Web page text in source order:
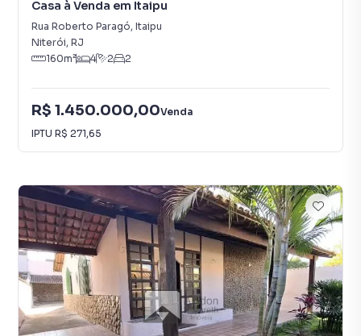
Casa à Venda em Itaipu
Rua Roberto Paragó, Itaipu
Niterói, RJ
160m² 4 2 2
R$ 1.450.000,00Venda
IPTU R$ 271,65